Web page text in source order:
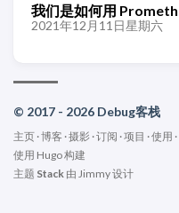
我们是如何用
2021年12月11日星期六
© 2017 - 2026 Debug客栈
主页 ·博客 ·摄影 ·订阅 ·项目 ·使用 ·
使用 Hugo构建
主题 Stack 由 Jimmy设计